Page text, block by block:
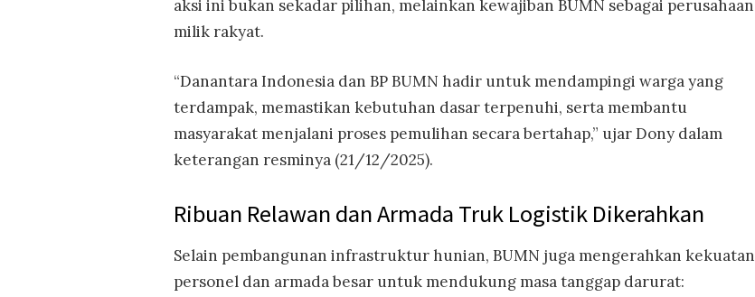
aksi ini bukan sekadar pilihan, melainkan kewajiban BUMN sebagai perusahaan
milik rakyat.
“Danantara Indonesia dan BP BUMN hadir untuk mendampingi warga yang
terdampak, memastikan kebutuhan dasar terpenuhi, serta membantu
masyarakat menjalani proses pemulihan secara bertahap,” ujar Dony dalam
keterangan resminya (21/12/2025).
Ribuan Relawan dan Armada Truk Logistik Dikerahkan
Selain pembangunan infrastruktur hunian, BUMN juga mengerahkan kekuatan
personel dan armada besar untuk mendukung masa tanggap darurat: